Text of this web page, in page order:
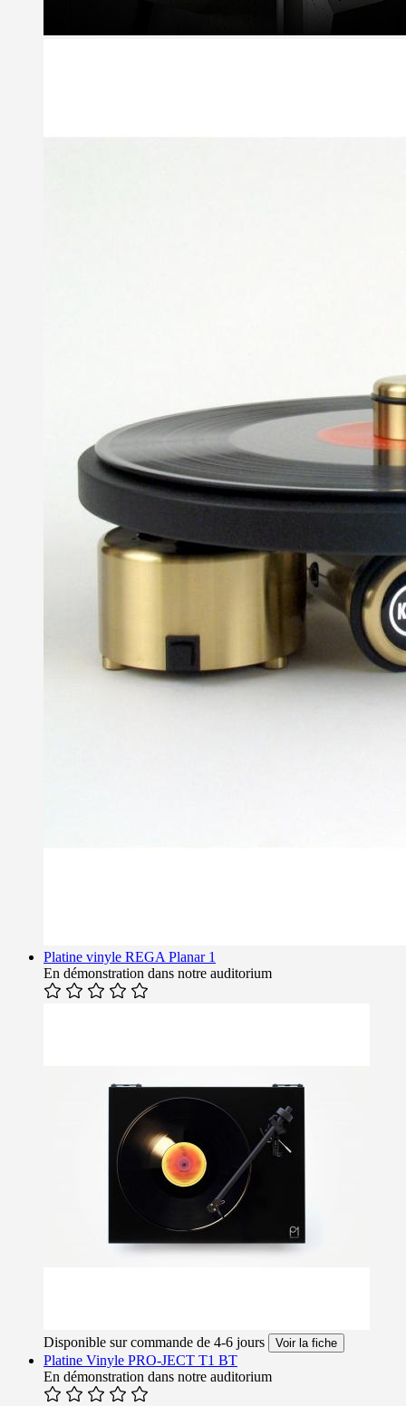
Platine vinyle REGA Planar 1
En démonstration dans notre auditorium
Disponible sur commande de 4-6 jours Voir la fiche
Platine Vinyle PRO-JECT T1 BT
En démonstration dans notre auditorium